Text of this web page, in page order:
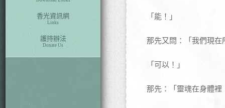
香光資訊網
Links
護持辦法
Donate Us
「能！」
那先又問：「我們現
「可以！」
那先：「靈魂在身體